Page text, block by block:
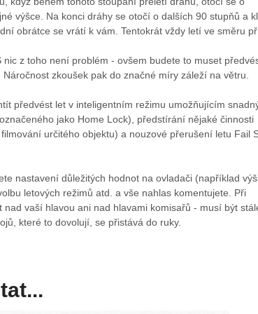
výšce. Na konci dráhy se otočí o dalších 90 stupňů a
obrátce se vrátí k vám. Tentokrát vždy letí ve směru
nic z toho není problém - ovšem budete to muset
zkoušek pak do značné míry záleží na větru.
předvést let v inteligentním režimu umožňujícím
jako Home Lock), předstírání nějaké činnosti
určitého objektu) a nouzové přerušení letu Fail
nastavení důležitých hodnot na ovladači (například
letových režimů atd. a vše nahlas komentujete. Při
vaší hlavou ani nad hlavami komisařů - musí být
které to dovolují, se přistává do ruky.